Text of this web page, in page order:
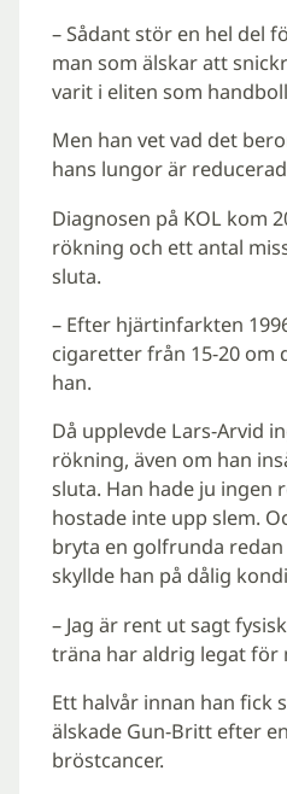
– Sådant stör en hel del
man som älskar att
varit i eliten som
Men han vet vad det
hans lungor är
Diagnosen på KOL kom
rökning och ett antal
sluta.
– Efter hjärtinfarkten
cigaretter från 15-20 om
han.
Då upplevde Lars-Arvid
rökning, även om han
sluta. Han hade ju ingen
hostade inte upp slem.
bryta en golfrunda
skyllde han på dålig
– Jag är rent ut sagt
träna har aldrig legat för
Ett halvår innan han fick
älskade Gun-Britt efter
bröstcancer.